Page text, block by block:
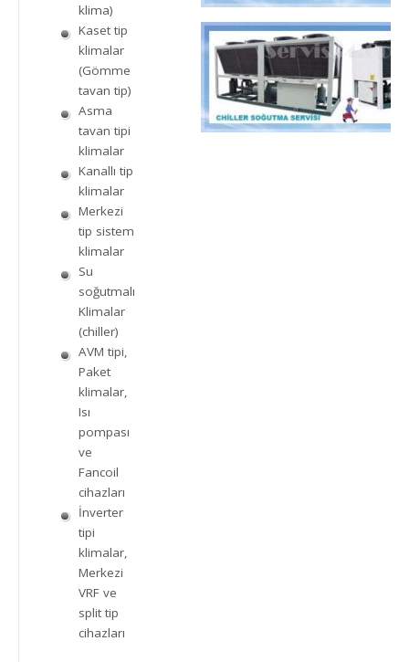
klima)
Kaset tip
klimalar
(Gömme
tavan tip)
Asma
tavan tipi
klimalar
Kanallı tip
klimalar
Merkezi
tip sistem
klimalar
Su
soğutmalı
Klimalar
(chiller)
AVM tipi,
Paket
klimalar,
Isı
pompası
ve
Fancoil
cihazları
İnverter
tipi
klimalar,
Merkezi
VRF ve
split tip
cihazları